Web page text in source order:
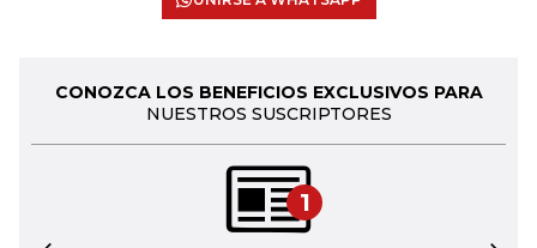
CONOZCA LOS BENEFICIOS EXCLUSIVOS PARA
NUESTROS SUSCRIPTORES
1